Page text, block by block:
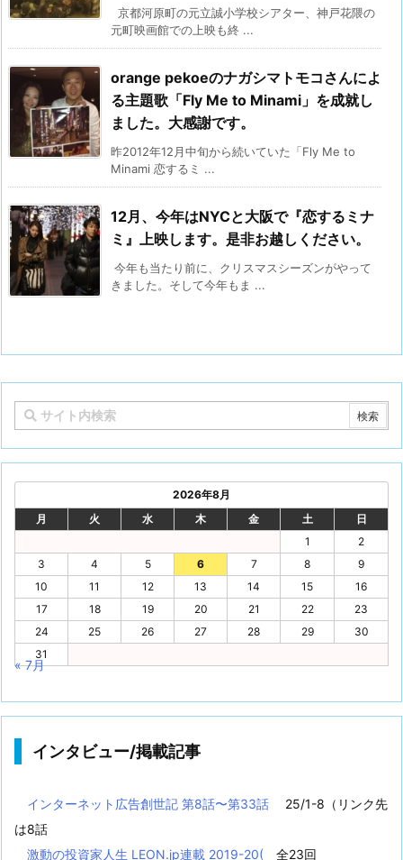
京都河原町の元立誠小学校シアター、神戸花隈の
元町映画館での上映も終 ...
orange pekoeのナガシマトモコさんによ
る主題歌「Fly Me to Minami」を成就し
ました。大感謝です。
昨2012年12月中旬から続いていた「Fly Me to
Minami 恋するミ ...
12月、今年はNYCと大阪で『恋するミナ
ミ』上映します。是非お越しください。
今年も当たり前に、クリスマスシーズンがやって
きました。そして今年もま ...
2026年8月
月
火 水 木 金 土
日
1
2
3
4 5 6 7 8
9
10
11 12 13 14 15
16
17
18 19 20 21 22
23
24
25 26 27 28 29
30
31
« 7月
インタビュー/掲載記事
インターネット広告創世記 第8話〜第33話
25/1-8（リンク先
は8話
激動の投資家人生 LEON.jp連載 2019-20(
全23回